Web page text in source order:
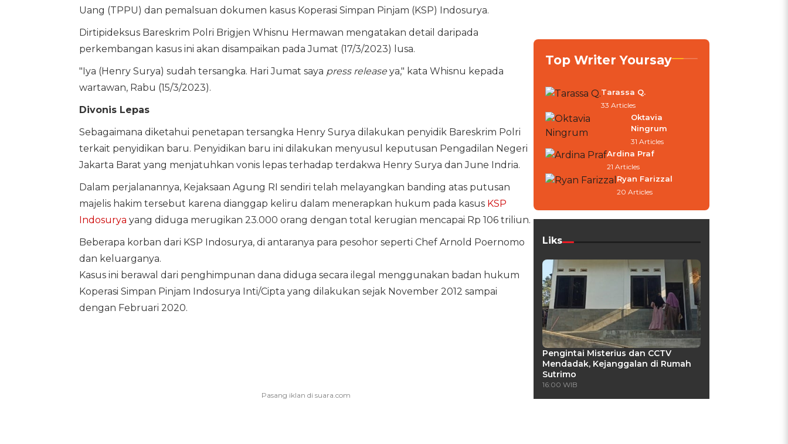
Uang (TPPU) dan pemalsuan dokumen kasus Koperasi Simpan Pinjam (KSP) Indosurya.
Dirtipideksus Bareskrim Polri Brigjen Whisnu Hermawan mengatakan detail daripada
perkembangan kasus ini akan disampaikan pada Jumat (17/3/2023) lusa.
"Iya (Henry Surya) sudah tersangka. Hari Jumat saya press releaseya," kata Whisnu kepada
wartawan, Rabu (15/3/2023).
Divonis Lepas
Sebagaimana diketahui penetapan tersangka Henry Surya dilakukan penyidik Bareskrim Polri
terkait penyidikan baru. Penyidikan baru ini dilakukan menyusul keputusan Pengadilan Negeri
Jakarta Barat yang menjatuhkan vonis lepas terhadap terdakwa Henry Surya dan June Indria.
Dalam perjalanannya, Kejaksaan Agung RI sendiri telah melayangkan banding atas putusan
majelis hakim tersebut karena dianggap keliru dalam menerapkan hukum pada kasus KSP
Indosurya yang diduga merugikan 23.000 orang dengan total kerugian mencapai Rp 106 triliun.
Beberapa korban dari KSP Indosurya, di antaranya para pesohor seperti Chef Arnold Poernomo
dan keluarganya.
Kasus ini berawal dari penghimpunan dana diduga secara ilegal menggunakan badan hukum
Koperasi Simpan Pinjam Indosurya Inti/Cipta yang dilakukan sejak November 2012 sampai
dengan Februari 2020.
Top Writer Yoursay
Tarassa Q.
33 Articles
Oktavia
Ningrum
31 Articles
Ardina Praf
21 Articles
Ryan Farizzal
20 Articles
Liks
Pengintai Misterius dan CCTV
Mendadak, Kejanggalan di Rumah
Sutrimo
16:00 WIB